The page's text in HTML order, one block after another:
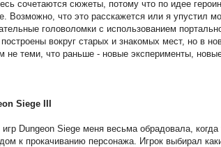
сочетаются сюжеты, потому что по идее
Возможно, что это расскажется или я упустил
головоломки с использованием
вокруг старых и знакомых мест, но в
не теми, что раньше - новые эксперименты,
Siege III
Dungeon Siege меня весьма обрадовала,
к прокачиванию персонажа. Игрок выбирал